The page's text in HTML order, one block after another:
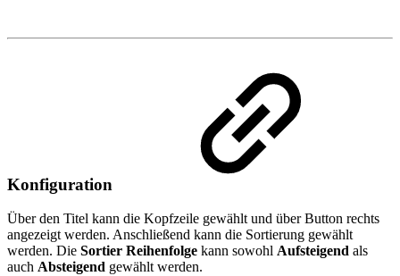
Konfiguration
Über den Titel kann die Kopfzeile gewählt und über Button rechts
angezeigt werden. Anschließend kann die Sortierung gewählt
werden. Die Sortier Reihenfolge kann sowohl Aufsteigend als
auch Absteigend gewählt werden.